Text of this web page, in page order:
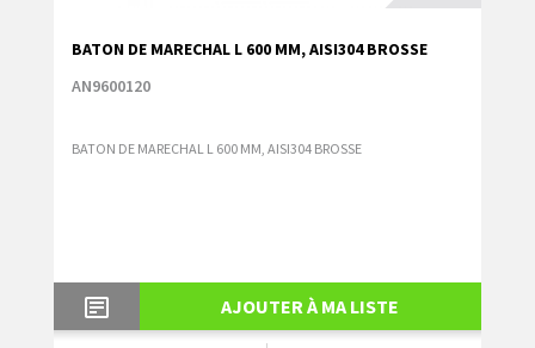
BATON DE MARECHAL L 600 MM, AISI304 BROSSE
AN9600120
BATON DE MARECHAL L 600 MM, AISI304 BROSSE
AJOUTER À MA LISTE